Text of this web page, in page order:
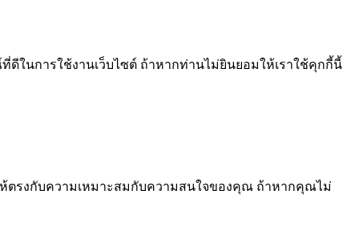
ในการใช้งานเว็บไซต์ ถ้าหากท่านไม่ยินยอมให้เราใช้คุกกี้นี้
ห้ตรงกับความเหมาะสมกับความสนใจของคุณ ถ้าหากคุณไม่